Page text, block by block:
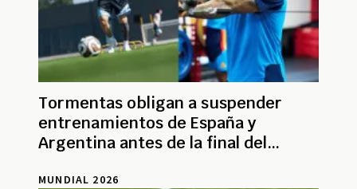
Tormentas obligan a suspender
entrenamientos de España y
Argentina antes de la final del
MUNDIAL 2026